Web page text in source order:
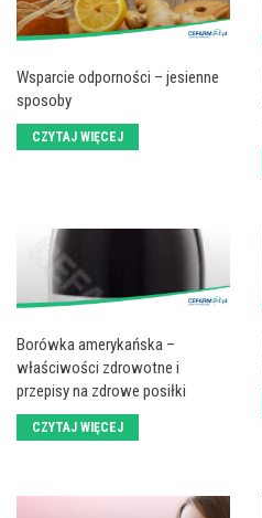
Wsparcie odporności – jesienne
sposoby
CZYTAJ WIĘCEJ
Borówka amerykańska –
właściwości zdrowotne i
przepisy na zdrowe posiłki
CZYTAJ WIĘCEJ